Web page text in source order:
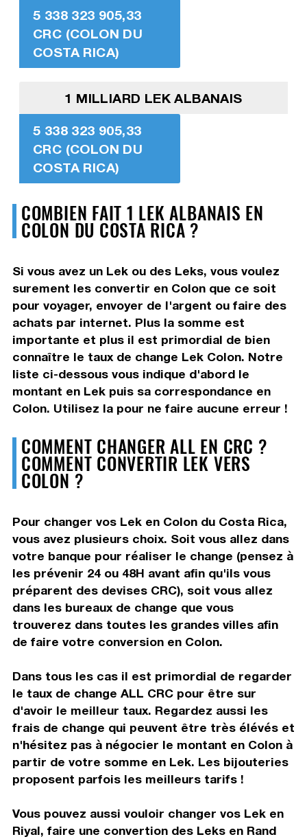
5 338 323 905,33
CRC (COLON DU
COSTA RICA)
1 MILLIARD LEK ALBANAIS
5 338 323 905,33
CRC (COLON DU
COSTA RICA)
COMBIEN FAIT 1 LEK ALBANAIS EN
COLON DU COSTA RICA ?
Si vous avez un Lek ou des Leks, vous voulez
surement les convertir en Colon que ce soit
pour voyager, envoyer de l'argent ou faire des
achats par internet. Plus la somme est
importante et plus il est primordial de bien
connaître le taux de change Lek Colon. Notre
liste ci-dessous vous indique d'abord le
montant en Lek puis sa correspondance en
Colon. Utilisez la pour ne faire aucune erreur !
COMMENT CHANGER ALL EN CRC ?
COMMENT CONVERTIR LEK VERS
COLON ?
Pour changer vos Lek en Colon du Costa Rica,
vous avez plusieurs choix. Soit vous allez dans
votre banque pour réaliser le change (pensez à
les prévenir 24 ou 48H avant afin qu'ils vous
préparent des devises CRC), soit vous allez
dans les bureaux de change que vous
trouverez dans toutes les grandes villes afin
de faire votre conversion en Colon.
Dans tous les cas il est primordial de regarder
le taux de change ALL CRC pour être sur
d'avoir le meilleur taux. Regardez aussi les
frais de change qui peuvent être très élévés et
n'hésitez pas à négocier le montant en Colon à
partir de votre somme en Lek. Les bijouteries
proposent parfois les meilleurs tarifs !
Vous pouvez aussi vouloir changer vos Lek en
Riyal, faire une convertion des Leks en Rand